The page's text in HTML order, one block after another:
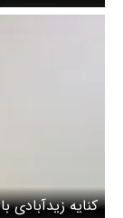
ابدی نوع
کنایه زیدآبادی